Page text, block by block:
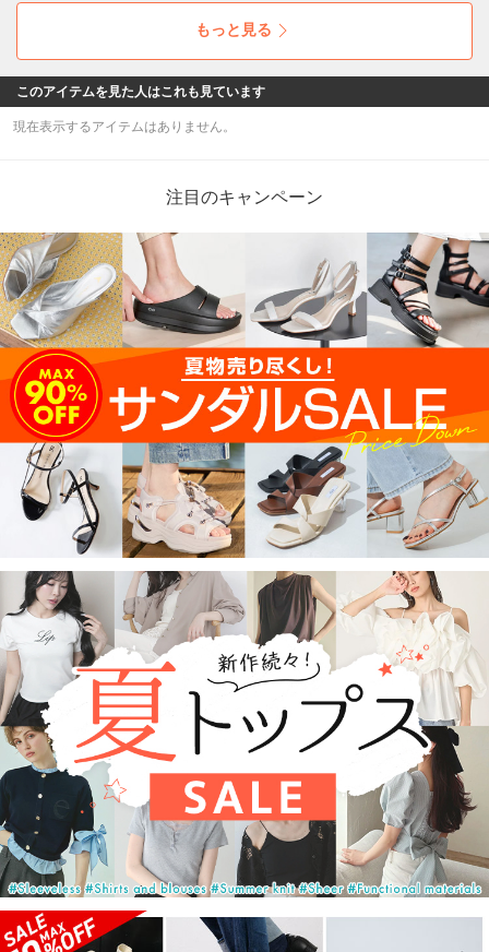
もっと見る
このアイテムを見た人はこれも見ています
現在表示するアイテムはありません。
注目のキャンペーン